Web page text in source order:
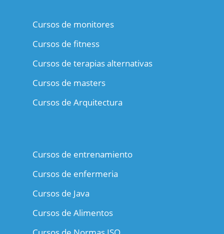
Cursos de monitores
Cursos de fitness
Cursos de terapias alternativas
Cursos de masters
Cursos de Arquitectura
Cursos de entrenamiento
Cursos de enfermeria
Cursos de Java
Cursos de Alimentos